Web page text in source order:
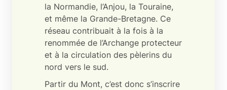
la Normandie, l’Anjou, la Touraine,
et même la Grande-Bretagne. Ce
réseau contribuait à la fois à la
renommée de l’Archange protecteur
et à la circulation des pèlerins du
nord vers le sud.
Partir du Mont, c’est donc s’inscrire